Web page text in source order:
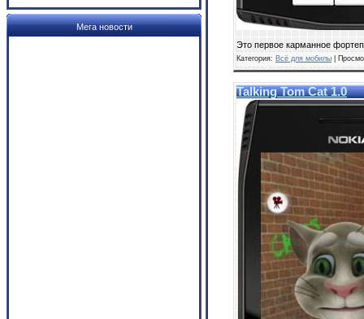
Мега новости
Это первое карманное
Категория: Всё для мобилы |
Talking Tom Cat 1.0